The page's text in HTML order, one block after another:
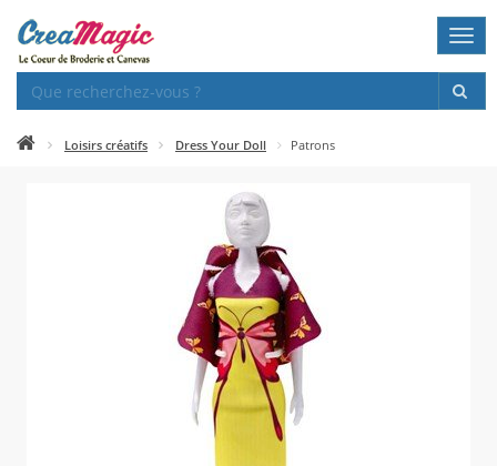
Loisirs créatifs Dress Your Doll Patrons